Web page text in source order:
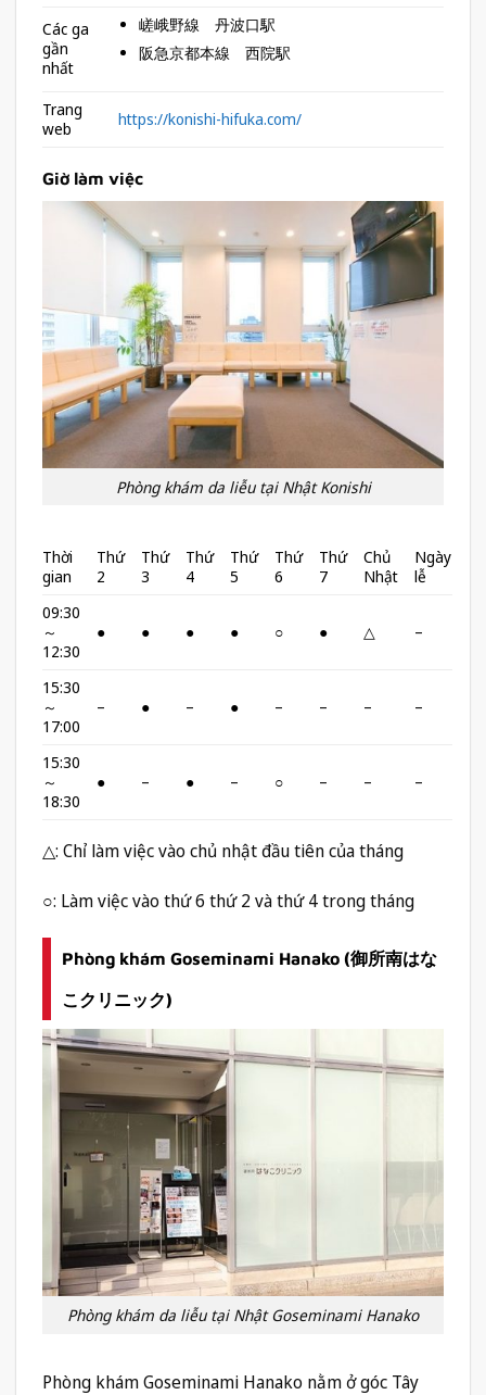
Các ga
gần
nhất
嵯峨野線 丹波口駅
阪急京都本線 西院駅
Trang
web
https://konishi-hifuka.com/
Giờ làm việc
Phòng khám da liễu tại Nhật Konishi
Thời
gian
Thứ
2
Thứ
3
Thứ
4
Thứ
5
Thứ
6
Thứ
7
Chủ
Nhật
Ngày
lễ
09:30
～
12:30
● ● ● ● ○ ● △ –
15:30
～
17:00
– ● – ● – – – –
15:30
～
18:30
● – ● – ○ – – –
△: Chỉ làm việc vào chủ nhật đầu tiên của tháng
○: Làm việc vào thứ 6 thứ 2 và thứ 4 trong tháng
Phòng khám Goseminami Hanako (御所南はな
こクリニック)
Phòng khám da liễu tại Nhật Goseminami Hanako
Phòng khám Goseminami Hanako nằm ở góc Tây